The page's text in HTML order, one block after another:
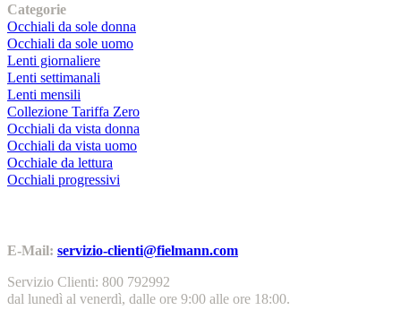
Categorie
Occhiali da sole donna
Occhiali da sole uomo
Lenti giornaliere
Lenti settimanali
Lenti mensili
Collezione Tariffa Zero
Occhiali da vista donna
Occhiali da vista uomo
Occhiale da lettura
Occhiali progressivi
E-Mail: servizio-clienti@fielmann.com
Servizio Clienti: 800 792992
dal lunedì al venerdì, dalle ore 9:00 alle ore 18:00.